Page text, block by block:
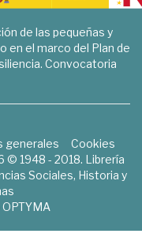
de las pequeñas y
en el marco del Plan de
Convocatoria
generales
Cookies
© 1948 - 2018. Librería
Sociales, Historia y
OPTYMA